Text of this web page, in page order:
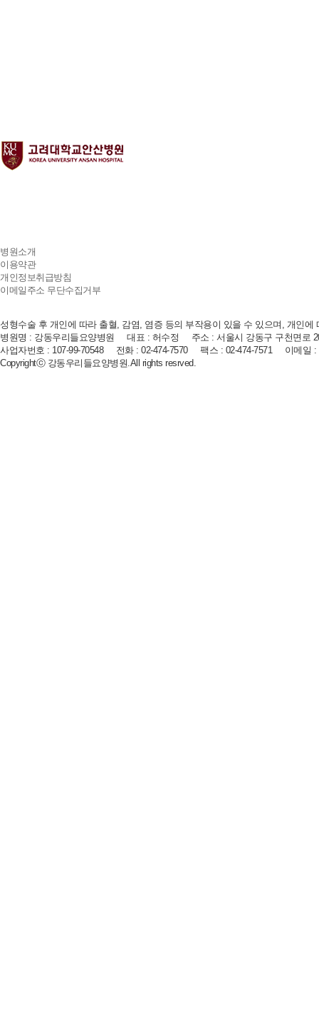
병원소개
이용약관
개인정보취급방침
이메일주소 무단수집거부
성형수술 후 개인에 따라 출혈, 감염, 염증 등의 부작용이 있을 수 있으며, 개인
병원명 : 강동우리들요양병원 대표 : 허수정 주소 : 서울시 강동구 구천면로
사업자번호 : 107-99-70548 전화 : 02-474-7570 팩스 : 02-474-7571 이메일 :
Copyrightⓒ 강동우리들요양병원.All rights resrved.